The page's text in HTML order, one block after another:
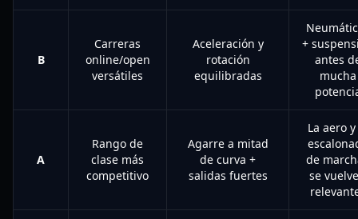
B
Carreras
online/open
versátiles
Aceleración y
rotación
equilibradas
+
antes
mucha
A
Rango de
clase más
competitivo
Agarre a mitad
de curva +
salidas fuertes
La aero
de
se